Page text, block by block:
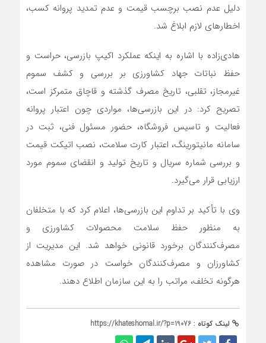
دلیل عدم نصب برچسب قیمت و عدم تمدید پروانه کسب،
اخطارهای لازم ابلاغ شد.
هادی‌زاده با اشاره به اینکه عملکرد اکیپ بازرسی، حراست و
حفظ نباتات جهاد کشاورزی بر بررسی و کشف سموم
غیرمجاز، تقلبی، تاریخ مصرف گذشته و قاچاق متمرکز است،
تصریح کرد: در این بازرسی‌ها، مواردی چون اعتبار پروانه
فعالیت و تاسیس فروشگاه، حضور مسئول فنی، ثبت در
سامانه مانیتورینگ، اعتبار کارت سلامت، نصب اتیکت قیمت
و بررسی شماره سریال و تاریخ تولید و انقضای سموم مورد
ارزیابی قرار می‌گیرد.
وی با تأکید بر تداوم این بازرسی‌ها، اعلام کرد که با متخلفان
به منظور حفظ سلامت محصولات کشاورزی و
مصرف‌کنندگان برخورد قانونی خواهد شد. این مدیریت از
کشاورزان و مصرف‌کنندگان خواست در صورت مشاهده
هرگونه تخلف، مراتب را به این سازمان اطلاع دهند.
لینک کوتاه : https://khateshomal.ir/?p=19076